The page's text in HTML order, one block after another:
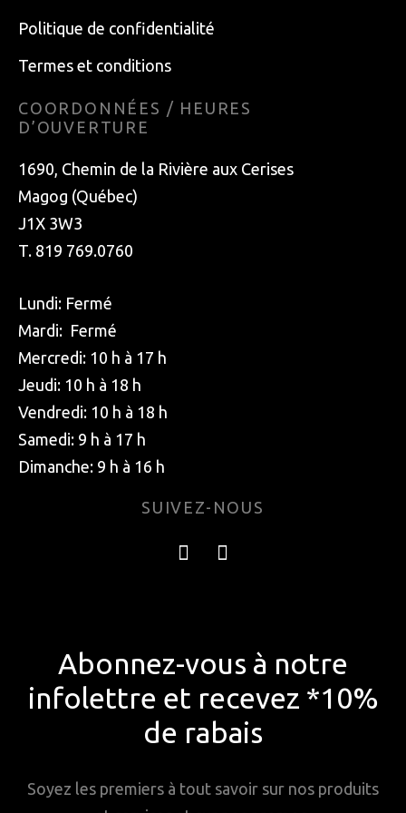
Politique de confidentialité
Termes et conditions
COORDONNÉES / HEURES
D’OUVERTURE
1690, Chemin de la Rivière aux Cerises
Magog (Québec)
J1X 3W3
T. 819 769.0760
Lundi: Fermé
Mardi: Fermé
Mercredi: 10 h à 17 h
Jeudi: 10 h à 18 h
Vendredi: 10 h à 18 h
Samedi: 9 h à 17 h
Dimanche: 9 h à 16 h
SUIVEZ-NOUS
Abonnez-vous à notre
infolettre et recevez *10%
de rabais
Soyez les premiers à tout savoir sur nos produits